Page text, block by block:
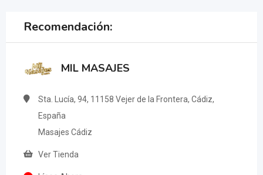
Recomendación:
MIL MASAJES
Sta. Lucía, 94, 11158 Vejer de la Frontera, Cádiz,
España
Masajes Cádiz
Ver Tienda